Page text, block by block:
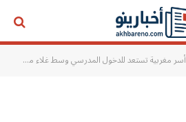
أسر مغربية تستعد للدخول المدرسي وسط غلاء مستمر وتحذيرات من التلاعب بالأسعار